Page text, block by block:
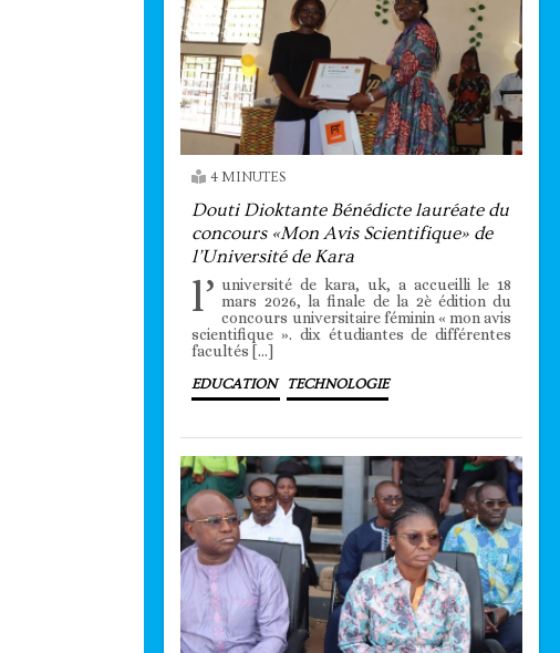
4 MINUTES
Douti Dioktante Bénédicte lauréate du
concours «Mon Avis Scientifique» de
l’Université de Kara
l’ université de kara, uk, a accueilli le 18
mars 2026, la finale de la 2è édition du
concours universitaire féminin « mon avis
scientifique ». dix étudiantes de différentes
facultés […]
EDUCATION TECHNOLOGIE